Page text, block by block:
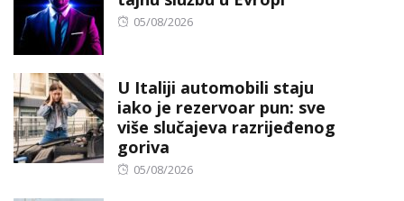
Posted
05/08/2026
U Italiji automobili staju
iako je rezervoar pun: sve
više slučajeva razrijeđenog
goriva
Posted
05/08/2026